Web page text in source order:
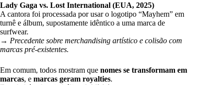
Lady Gaga vs. Lost International (EUA, 2025)
A cantora foi processada por usar o logotipo “Mayhem” em
turnê e álbum, supostamente idêntico a uma marca de
surfwear.
→ Precedente sobre merchandising artístico e colisão com
marcas pré-existentes.
Em comum, todos mostram que nomes se transformam em
marcas, e marcas geram royalties.